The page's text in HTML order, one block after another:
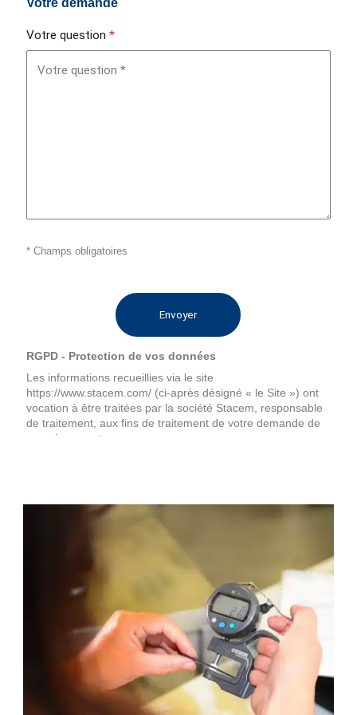
Votre demande
Votre question*
* Champs obligatoires
Envoyer
RGPD - Protection de vos données
Les informations recueillies via le site
https://www.stacem.com/ (ci-après désigné « le Site ») ont
vocation à être traitées par la société Stacem, responsable
de traitement, aux fins de traitement de votre demande de
renseignement.
données à caractère personnel, vous disposez, selon les
informations vous concernant ;
d’un droit de limitation, d’effacement et d’opposition
pour des motifs légitimes au traitement de vos
données ;
de la possibilité de nous transmettre des directives
afin d’organiser le sort des données vous concernant
(conservation, effacement, communication à un tiers,
etc.) en cas de décès ;